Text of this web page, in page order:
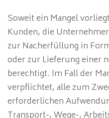
Soweit ein Mangel
Kunden, die
zur Nacherfüllung in
oder zur Lieferung einer
berechtigt. Im Fall der
verpflichtet, alle zum
erforderlichen